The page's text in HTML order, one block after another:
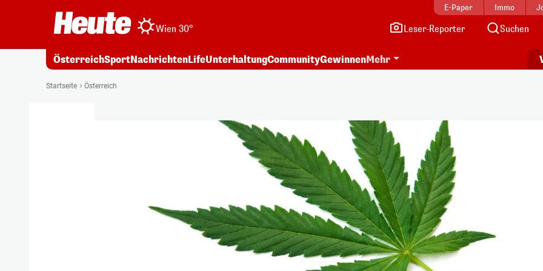
E-Paper Immo
Wien 30° Leser-Reporter Suchen
ÖsterreichSportNachrichtenLifeUnterhaltungCommunityGewinnenMehr
Startseite Österreich